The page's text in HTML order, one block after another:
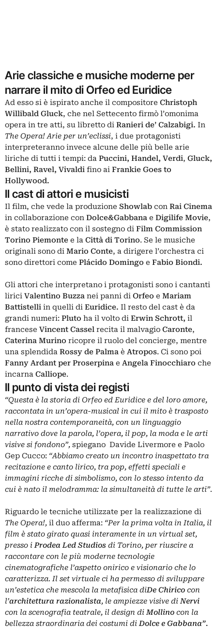
Arie classiche e musiche moderne per
narrare il mito di Orfeo ed Euridice
Ad esso si è ispirato anche il compositore Christoph
Willibald Gluck, che nel Settecento firmò l’omonima
opera in tre atti, su libretto di Ranieri de’ Calzabigi. In
The Opera! Arie per un’eclissi, i due protagonisti
interpreteranno invece alcune delle più belle arie
liriche di tutti i tempi: da Puccini, Handel, Verdi, Gluck,
Bellini, Ravel, Vivaldi fino ai Frankie Goes to
Hollywood.
Il cast di attori e musicisti
Il film, che vede la produzione Showlab con Rai Cinema
in collaborazione con Dolce&Gabbana e Digilife Movie,
è stato realizzato con il sostegno di Film Commission
Torino Piemonte e la Città di Torino. Se le musiche
originali sono di Mario Conte, a dirigere l’orchestra ci
sono direttori come Plácido Domingo e Fabio Biondi.
Gli attori che interpretano i protagonisti sono i cantanti
lirici Valentino Buzza nei panni di Orfeo e Mariam
Battistelli in quelli di Euridice. Il resto del cast è da
grandi numeri: Pluto ha il volto di Erwin Schrott, il
francese Vincent Cassel recita il malvagio Caronte,
Caterina Murino ricopre il ruolo del concierge, mentre
una splendida Rossy de Palma è Atropos. Ci sono poi
Fanny Ardant per Proserpina e Angela Finocchiaro che
incarna Calliope.
Il punto di vista dei registi
“Questa è la storia di Orfeo ed Euridice e del loro amore,
raccontata in un’opera-musical in cui il mito è trasposto
nella nostra contemporaneità, con un linguaggio
narrativo dove la parola, l’opera, il pop, la moda e le arti
visive si fondono”, spiegano Davide Livermore e Paolo
Gep Cucco: “Abbiamo creato un incontro inaspettato tra
recitazione e canto lirico, tra pop, effetti speciali e
immagini ricche di simbolismo, con lo stesso intento da
cui è nato il melodramma: la simultaneità di tutte le arti”.
Riguardo le tecniche utilizzate per la realizzazione di
The Opera!, il duo afferma: “Per la prima volta in Italia, il
film è stato girato quasi interamente in un virtual set,
presso iProdea Led Studios di Torino, per riuscire a
raccontare con le più moderne tecnologie
cinematografiche l’aspetto onirico e visionario che lo
caratterizza. Il set virtuale ci ha permesso di sviluppare
un’estetica che mescola la metafisica diDe Chirico con
l’architettura razionalista, le ampiezze visive diNervi
con la scenografia teatrale, il design diMollino con la
bellezza straordinaria dei costumi diDolce e Gabbana”.